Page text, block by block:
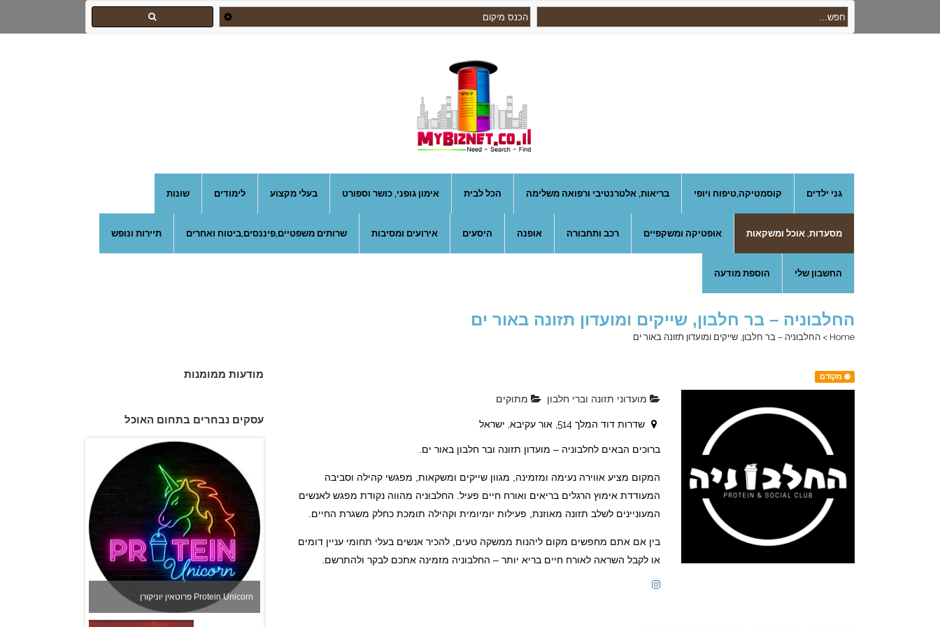
גני ילדים קוסמטיקה,טיפוח ויופי בריאות, אלטרנטיבי ורפואה משלימה הכל לבית אימון גופני, כושר וספורט בעלי מקצוע לימודים שונות
מסעדות, אוכל ומשקאות אופטיקה ומשקפיים רכב ותחבורה אופנה היסעים אירועים ומסיבות שרותים משפטיים,פיננסים,ביטוח ואחרים תיירות ונופש
החשבון שלי הוספת מודעה
החלבוניה – בר חלבון, שייקים ומועדון תזונה באור ים
Home
> החלבוניה – בר חלבון, שייקים ומועדון תזונה באור ים
מקודם
מועדוני תזונה וברי חלבון מתוקים
שדרות דוד המלך 514, אור עקיבא, ישראל
ברוכים הבאים לחלבוניה – מועדון תזונה ובר חלבון באור ים.
המקום מציע אווירה נעימה ומזמינה, מגוון שייקים ומשקאות, מפגשי קהילה וסביבה
המעודדת אימוץ הרגלים בריאים ואורח חיים פעיל. החלבוניה מהווה נקודת מפגש לאנשים
המעוניינים לשלב תזונה מאוזנת, פעילות יומיומית וקהילה תומכת כחלק משגרת החיים.
בין אם אתם מחפשים מקום ליהנות ממשקה טעים, להכיר אנשים בעלי תחומי עניין דומים
או לקבל השראה לאורח חיים בריא יותר – החלבוניה מזמינה אתכם לבקר ולהתרשם.
מודעות ממומנות
עסקים נבחרים בתחום האוכל
לירונלה - קונדיטוריית בוטיק
באור ים
פרוטאין יוניקורן Protein Unicorn